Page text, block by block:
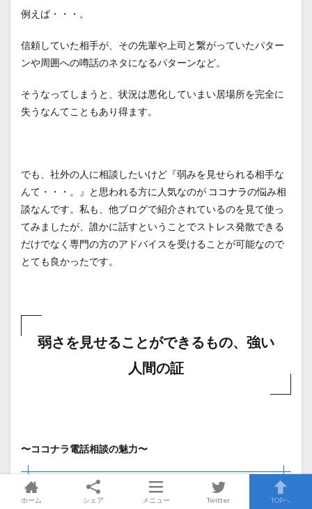
例えば・・・。
信頼していた相手が、その先輩や上司と繋がっていたパター
ンや周囲への噂話のネタになるパターンなど。
そうなってしまうと、状況は悪化していまい居場所を完全に
失うなんてこともあり得ます。
でも、社外の人に相談したいけど『弱みを見せられる相手な
んて・・・。』と思われる方に人気なのが ココナラの悩み相
談なんです。私も、他ブログで紹介されているのを見て使っ
てみましたが、誰かに話すということでストレス発散できる
だけでなく専門の方のアドバイスを受けることが可能なので
とても良かったです。
弱さを見せることができるもの、強い
人間の証
〜ココナラ電話相談の魅力〜
会員登録すると3,000円分無料クーポンがゲット
ホーム シェア メニュー Twitter TOPへ